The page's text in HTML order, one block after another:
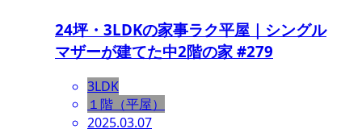
24坪・3LDKの家事ラク平屋｜シングル
マザーが建てた中2階の家 #279
3LDK
１階（平屋）
2025.03.07